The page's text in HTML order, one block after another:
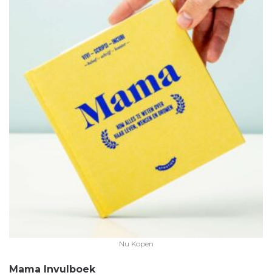
Nu Kopen
Mama Invulboek